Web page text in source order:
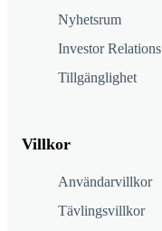
Nyhetsrum
Investor Relations
Tillgänglighet
Villkor
Användarvillkor
Tävlingsvillkor